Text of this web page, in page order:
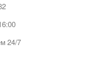
24/7